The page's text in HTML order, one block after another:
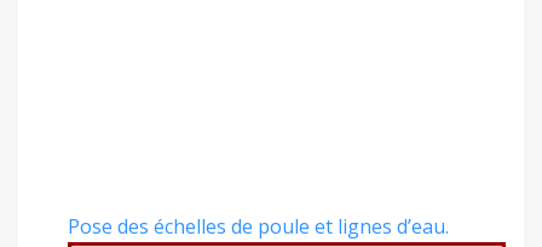
Pose des échelles de poule et lignes d’eau.